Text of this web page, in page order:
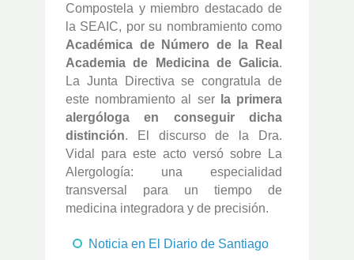
Compostela y miembro destacado de
la SEAIC, por su nombramiento como
Académica de Número de la Real
Academia de Medicina de Galicia.
La Junta Directiva se congratula de
este nombramiento al ser
la primera
alergóloga en conseguir dicha
distinción. El discurso de la Dra.
Vidal para este acto versó sobre La
Alergología: una especialidad
transversal para un tiempo de
medicina integradora y de precisión.
Noticia en El Diario de Santiago